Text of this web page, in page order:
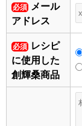
必須
メール
アドレス
必須
レシピ
に使用した
創輝桑商品